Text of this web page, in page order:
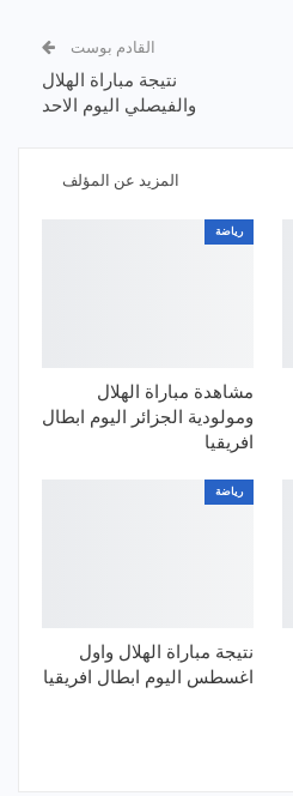
القادم بوست
نتيجة مباراة الهلال
والفيصلي اليوم الاحد
المزيد عن المؤلف
رياضة
مشاهدة مباراة الهلال
ومولودية الجزائر اليوم ابطال
افريقيا
رياضة
نتيجة مباراة الهلال واول
اغسطس اليوم ابطال افريقيا